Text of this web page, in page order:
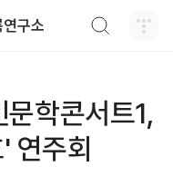
구소
학콘서트1,
연주회